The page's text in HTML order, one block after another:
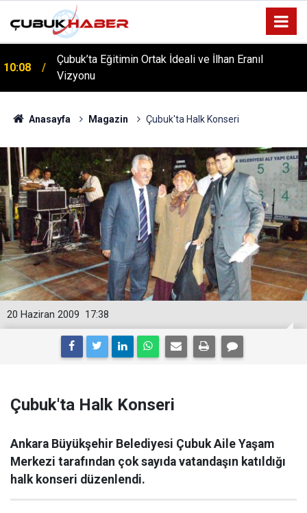
Çubuk’ta Eğitimin Ortak İdeali ve İlhan Eranıl
Vizyonu
12:06
ÇUBUK’TA ‘YAZA MERHABA’ COŞKUSU: Kursiyerler
Gönüllerince Eğlendi!
Anasayfa Magazin Çubuk'ta Halk Konseri
17:38
20 Haziran 2009
Çubuk'ta Halk Konseri
Ankara Büyükşehir Belediyesi Çubuk Aile Yaşam
Merkezi tarafından çok sayıda vatandaşın katıldığı
halk konseri düzenlendi.